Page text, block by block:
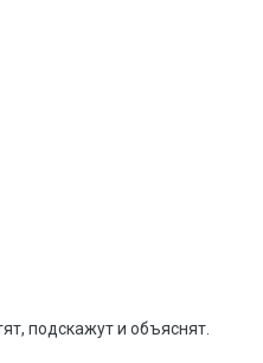
подскажут и объяснят.